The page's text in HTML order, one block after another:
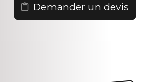
Demander un devis